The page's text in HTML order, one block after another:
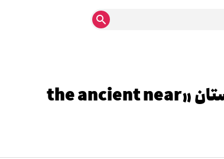
خاور نزدیک باستان «the ancient near